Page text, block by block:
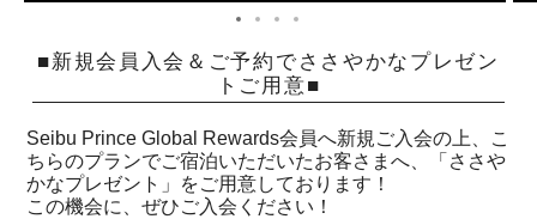
■新規会員入会＆ご予約でささやかなプレゼン
トご用意■
Seibu Prince Global Rewards会員へ新規ご入会の上、こ
ちらのプランでご宿泊いただいたお客さまへ、「ささや
かなプレゼント」をご用意しております！
この機会に、ぜひご入会ください！